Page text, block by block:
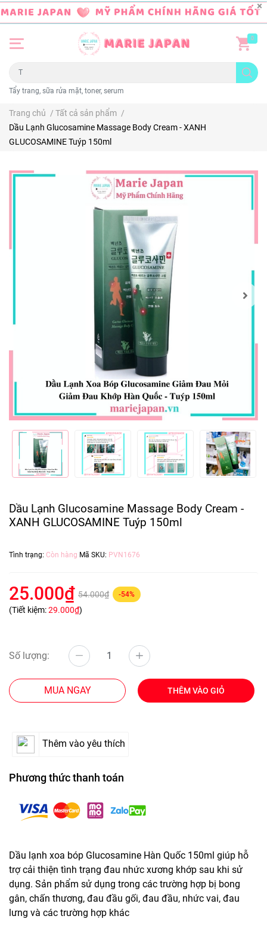
Tẩy trang, sữa rửa mặt, toner, serum
0
Trang chủ / Tất cả sản phẩm /
Dầu Lạnh Glucosamine Massage Body Cream - XANH
GLUCOSAMINE Tuýp 150ml
Dầu Lạnh Glucosamine Massage Body Cream -
XANH GLUCOSAMINE Tuýp 150ml
Tình trạng: Còn hàng Mã SKU: PVN1676
25.000₫ 54.000₫ -54%
(Tiết kiệm:29.000₫)
Số lượng:
MUA NGAY THÊM VÀO GIỎ
Thêm vào yêu thích
Phương thức thanh toán
Dầu lạnh xoa bóp Glucosamine Hàn Quốc 150ml giúp hỗ
trợ cải thiện tình trạng đau nhức xương khớp sau khi sử
dụng. Sản phẩm sử dụng trong các trường hợp bị bong
gân, chấn thương, đau đầu gối, đau đầu, nhức vai, đau
lưng và các trường hợp khác